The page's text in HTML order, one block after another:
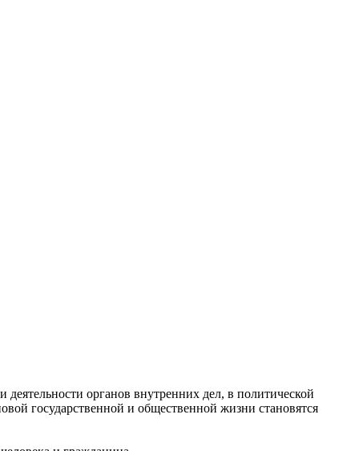
органов внутренних дел, в политической
государственной и общественной жизни становятся